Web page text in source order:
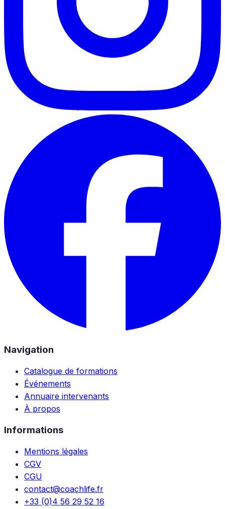
Navigation
Catalogue de formations
Événements
Annuaire intervenants
À propos
Informations
Mentions légales
CGV
CGU
contact@coachlife.fr
+33 (0)4 56 29 52 16